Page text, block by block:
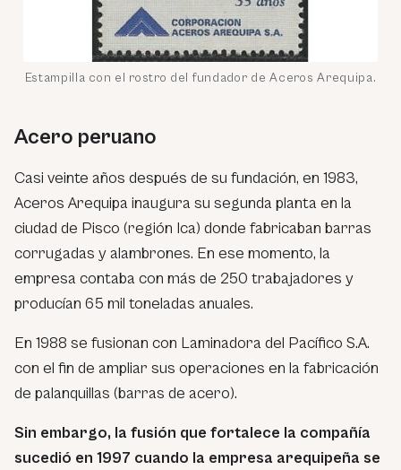
Estampilla con el rostro del fundador de Aceros Arequipa.
Acero peruano
Casi veinte años después de su fundación, en 1983,
Aceros Arequipa inaugura su segunda planta en la
ciudad de Pisco (región Ica) donde fabricaban barras
corrugadas y alambrones. En ese momento, la
empresa contaba con más de 250 trabajadores y
producían 65 mil toneladas anuales.
En 1988 se fusionan con Laminadora del Pacífico S.A.
con el fin de ampliar sus operaciones en la fabricación
de palanquillas (barras de acero).
Sin embargo, la fusión que fortalece la compañía
sucedió en 1997 cuando la empresa arequipeña se